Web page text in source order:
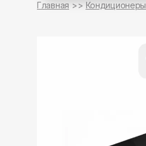
Главная Кондиционеры